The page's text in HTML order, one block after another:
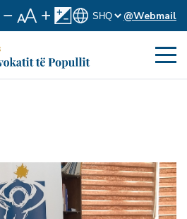
@Webmail